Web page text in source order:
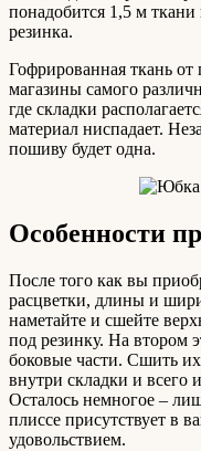
понадобится 1,5 м
резинка.
Гофрированная ткань от
магазины самого
где складки
материал ниспадает.
пошиву будет одна.
Особенности
После того как вы
расцветки, длины и
наметайте и сшейте
под резинку. На втором
боковые части. Сшить
внутри складки и всего
Осталось немногое –
плиссе присутствует в
удовольствием.